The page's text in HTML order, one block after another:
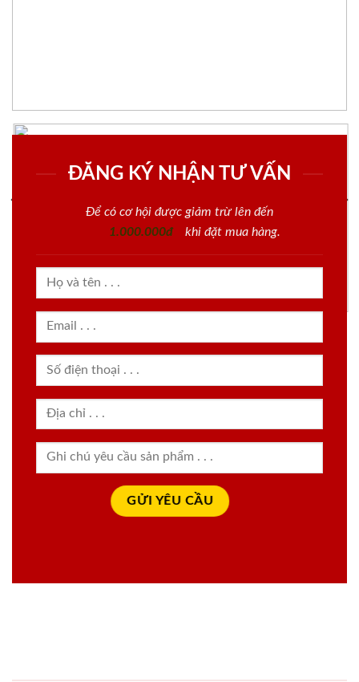
ĐĂNG KÝ NHẬN TƯ VẤN
Để có cơ hội được giảm trừ lên đến
1.000.000đ
khi đặt mua hàng.